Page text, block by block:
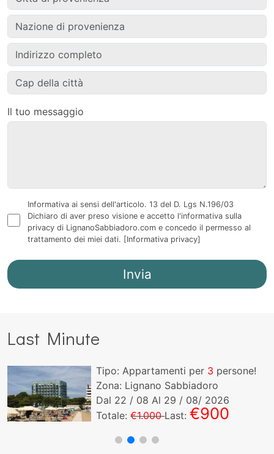
Il tuo messaggio
Informativa ai sensi dell'articolo. 13 del D. Lgs N.196/03
Dichiaro di aver preso visione e accetto l'informativa sulla
privacy di LignanoSabbiadoro.com e concedo il permesso al
trattamento dei miei dati. [Informativa privacy]
Last Minute
Tipo: Appartamenti per 3 persone!
Zona: Lignano Sabbiadoro
Dal 22 / 08 Al 29 / 08/ 2026
Totale:€1.000Last:€900